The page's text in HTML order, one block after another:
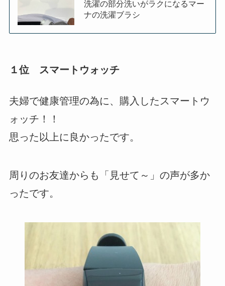
洗濯の部分洗いがラクになるマー
ナの洗濯ブラシ
１位 スマートウォッチ
夫婦で健康管理の為に、購入したスマートウ
ォッチ！！
思った以上に良かったです。
周りのお友達からも「見せて～」の声が多か
ったです。